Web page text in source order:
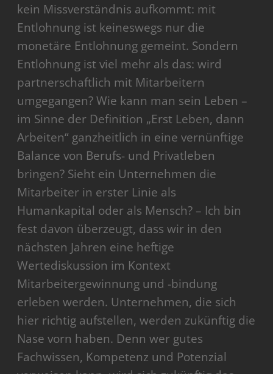
kein Missverständnis aufkommt: mit
Entlohnung ist keineswegs nur die
monetäre Entlohnung gemeint. Sondern
Entlohnung ist viel mehr als das: wird
partnerschaftlich mit Mitarbeitern
umgegangen? Wie kann man sein Leben –
im Sinne der Definition „Erst Leben, dann
Arbeiten“ ganzheitlich in eine vernünftige
Balance von Berufs- und Privatleben
bringen? Sieht ein Unternehmen die
Mitarbeiter in erster Linie als
Humankapital oder als Mensch? – Ich bin
fest davon überzeugt, dass wir in den
nächsten Jahren eine heftige
Wertediskussion im Kontext
Mitarbeitergewinnung und -bindung
erleben werden. Unternehmen, die sich
hier richtig aufstellen, werden zukünftig die
Nase vorn haben. Denn wer gutes
Fachwissen, Kompetenz und Potenzial